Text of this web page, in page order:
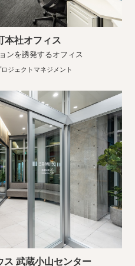
本社オフィス
ンを誘発するオフィス
ジェクトマネジメント
ス 武蔵小山センター